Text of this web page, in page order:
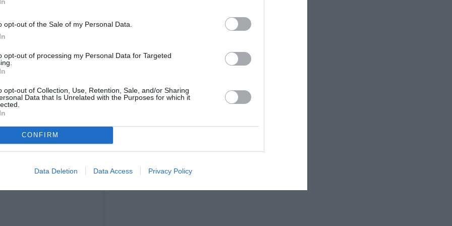
opt-out of the Sale of my Personal Data.
opt-out of processing my Personal Data for Targeted
opt-out of Collection, Use, Retention, Sale, and/or Sharing
Data that Is Unrelated with the Purposes for which it
CONFIRM
Data Deletion Data Access Privacy Policy
ακόμα αδερφή, την
Stone: